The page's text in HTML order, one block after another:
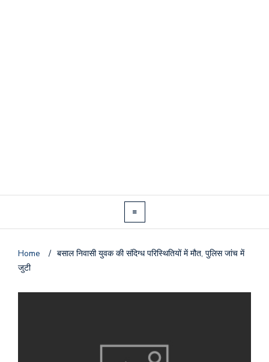
Home / बसाल निवासी युवक की संदिग्ध परिस्थितियों में मौत, पुलिस जांच में
जुटी